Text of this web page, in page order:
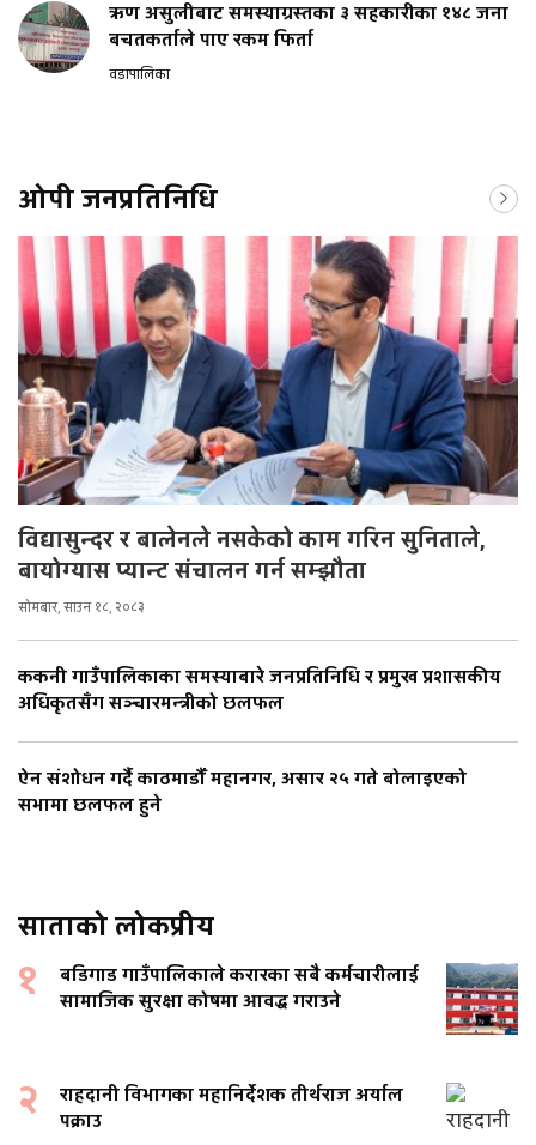
ऋण असुलीबाट समस्याग्रस्तका ३ सहकारीका १४८ जना
बचतकर्ताले पाए रकम फिर्ता
वडापालिका
ओपी जनप्रतिनिधि
विद्यासुन्दर र बालेनले नसकेको काम गरिन सुनिताले,
बायोग्यास प्यान्ट संचालन गर्न सम्झौता
सोमबार, साउन १८, २०८३
ककनी गाउँपालिकाका समस्याबारे जनप्रतिनिधि र प्रमुख प्रशासकीय
अधिकृतसँग सञ्चारमन्त्रीको छलफल
ऐन संशोधन गर्दै काठमाडौँ महानगर, असार २५ गते बोलाइएको
सभामा छलफल हुने
साताको लोकप्रीय
१
बडिगाड गाउँपालिकाले करारका सबै कर्मचारीलाई
सामाजिक सुरक्षा कोषमा आवद्ध गराउने
२
राहदानी विभागका महानिर्देशक तीर्थराज अर्याल
पक्राउ